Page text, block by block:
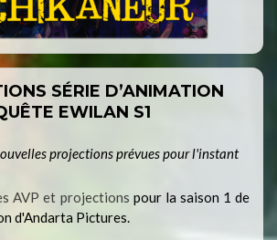
SÉRIE D’ANIMATION
EWILAN S1
projections prévues pour l'instant
AVP et projections pour la saison 1 de
d'Andarta Pictures.